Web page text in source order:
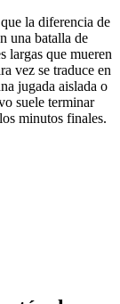
la diferencia de
una batalla de
largas que mueren
vez se traduce en
jugada aislada o
suele terminar
minutos finales.